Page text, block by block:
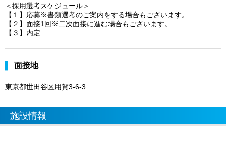
＜採用選考スケジュール＞
【１】応募※書類選考のご案内をする場合もございます。
【２】面接1回※二次面接に進む場合もございます。
【３】内定
面接地
東京都世田谷区用賀3-6-3
施設情報